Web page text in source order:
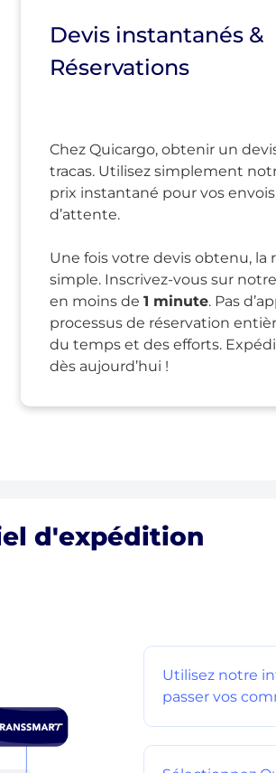
Devis instantanés &
Réservations
Chez Quicargo, obtenir un
tracas. Utilisez simplement
prix instantané pour vos
d’attente.
Une fois votre devis obtenu,
simple. Inscrivez-vous sur
en moins de1 minute. Pas
processus de réservation
du temps et des efforts.
dès aujourd’hui !
d'expédition
Utilisez notre
passer vos